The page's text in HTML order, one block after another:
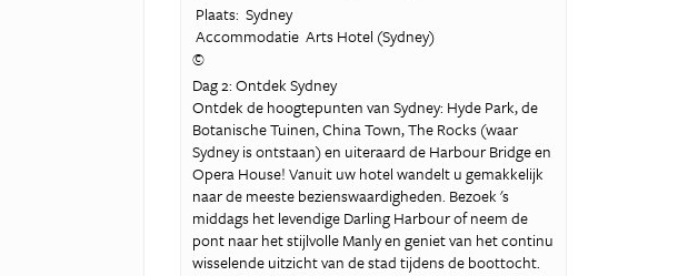
Plaats: Sydney
Accommodatie Arts Hotel (Sydney)
©
Dag 2: Ontdek Sydney
Ontdek de hoogtepunten van Sydney: Hyde Park, de
Botanische Tuinen, China Town, The Rocks (waar
Sydney is ontstaan) en uiteraard de Harbour Bridge en
Opera House! Vanuit uw hotel wandelt u gemakkelijk
naar de meeste bezienswaardigheden. Bezoek 's
middags het levendige Darling Harbour of neem de
pont naar het stijlvolle Manly en geniet van het continu
wisselende uitzicht van de stad tijdens de boottocht.